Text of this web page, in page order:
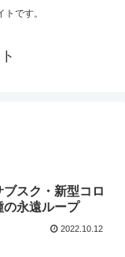
です。
ブスク・新型コロ
の永遠ループ
2022.10.12